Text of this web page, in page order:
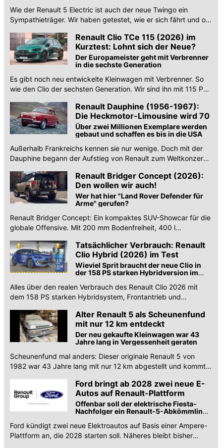
Ideen für wenig Geld.
Wie der Renault 5 Electric ist auch der neue Twingo ein
Sympathieträger. Wir haben getestet, wie er sich fährt und ob
Renault Clio TCe 115 (2026) im
Kurztest: Lohnt sich der Neue?
Der Europameister geht mit Verbrenner
in die sechste Generation
Es gibt noch neu entwickelte Kleinwagen mit Verbrenner. So
wie den Clio der sechsten Generation. Wir sind ihn mit 115 PS
Renault Dauphine (1956-1967):
Die Heckmotor-Limousine wird 70
Über zwei Millionen Exemplare werden
gebaut und schaffen es bis in die USA
Außerhalb Frankreichs kennen sie nur wenige. Doch mit der
Dauphine begann der Aufstieg von Renault zum Weltkonzern.
Renault Bridger Concept (2026):
Den wollen wir auch!
Wer hat hier "Land Rover Defender für
Arme" gerufen?
Renault Bridger Concept: Ein kompaktes SUV-Showcar für die
globale Offensive. Mit 200 mm Bodenfreiheit, 400 l
Tatsächlicher Verbrauch: Renault
Clio Hybrid (2026) im Test
Wieviel Sprit braucht der neue Clio in
der 158 PS starken Hybridversion im
Alles über den realen Verbrauch des Renault Clio 2026 mit
dem 158 PS starken Hybridsystem, Frontantrieb und
Alter Renault 5 als Scheunenfund
mit nur 12 km entdeckt
Der neu gekaufte Kleinwagen war 43
Jahre lang in Vergessenheit geraten
Scheunenfund mal anders: Dieser originale Renault 5 von
1982 war 43 Jahre lang mit nur 12 km abgestellt und kommt
Ford bringt ab 2028 zwei neue E-
Autos auf Renault-Plattform
Offenbar soll der elektrische Fiesta-
Nachfolger ein Renault-5-Abkömmling
Derivat geplant.
Ford kündigt zwei neue Elektroautos auf Basis einer Ampere-
Plattform an, die 2028 starten soll. Näheres bleibt bisher